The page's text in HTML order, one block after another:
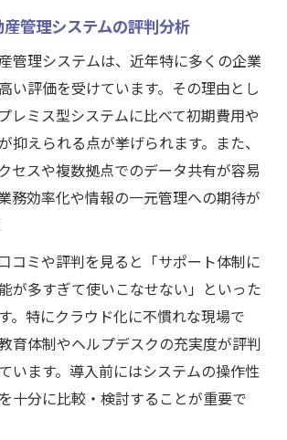
管理システムの評判分析
管理システムは、近年特に多くの企業
い評価を受けています。その理由とし
レミス型システムに比べて初期費用や
抑えられる点が挙げられます。また、
セスや複数拠点でのデータ共有が容易
務効率化や情報の一元管理への期待が
コミや評判を見ると「サポート体制に
が多すぎて使いこなせない」といった
。特にクラウド化に不慣れな現場で
育体制やヘルプデスクの充実度が評判
います。導入前にはシステムの操作性
十分に比較・検討することが重要で